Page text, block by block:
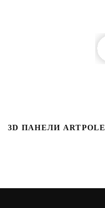
3D ПАНЕЛИ ARTPOLE